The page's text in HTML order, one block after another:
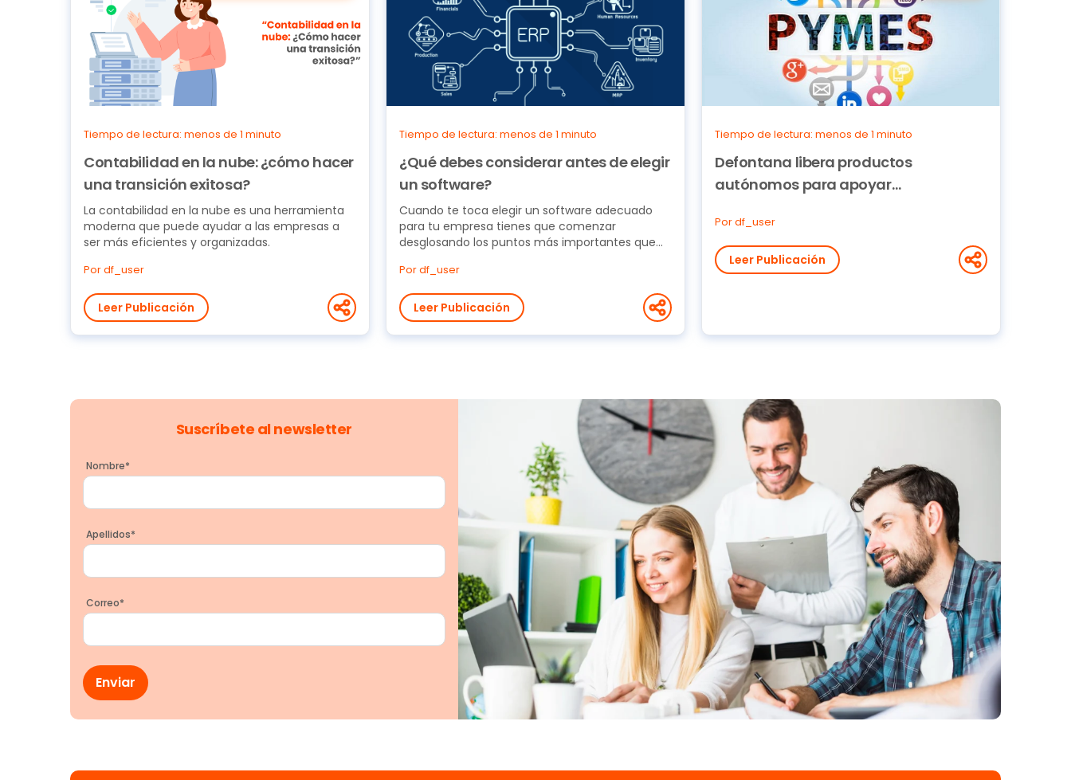
Tiempo de lectura: menos de 1 minuto
Contabilidad en la nube: ¿cómo hacer
una transición exitosa?
La contabilidad en la nube es una herramienta
moderna que puede ayudar a las empresas a
ser más eficientes y organizadas.
Por df_user
Leer Publicación
Tiempo de lectura: menos de 1 minuto
¿Qué debes considerar antes de elegir
un software?
Cuando te toca elegir un software adecuado
para tu empresa tienes que comenzar
desglosando los puntos más importantes que
Por df_user
Leer Publicación
Tiempo de lectura: menos de 1 minuto
Defontana libera productos
autónomos para apoyar
Por df_user
Leer Publicación
Suscríbete al newsletter
Nombre*
Apellidos*
Correo*